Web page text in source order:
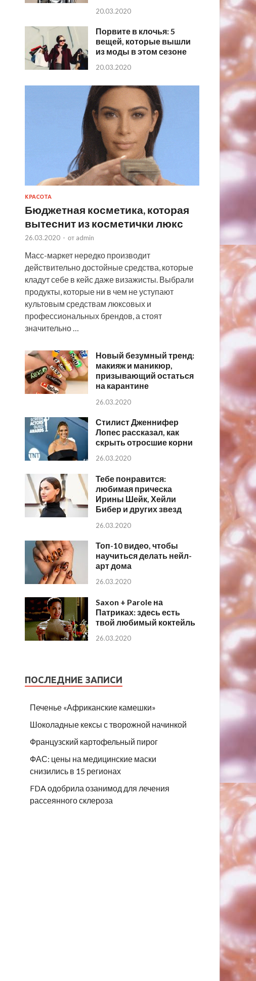
20.03.2020
Порвите в клочья: 5
вещей, которые вышли
из моды в этом сезоне
20.03.2020
КРАСОТА
Бюджетная косметика, которая
вытеснит из косметички люкс
26.03.2020 - от admin
Масс-маркет нередко производит
действительно достойные средства, которые
кладут себе в кейс даже визажисты. Выбрали
продукты, которые ни в чем не уступают
культовым средствам люксовых и
профессиональных брендов, а стоят
значительно …
Новый безумный тренд:
макияж и маникюр,
призывающий остаться
на карантине
26.03.2020
Стилист Дженнифер
Лопес рассказал, как
скрыть отросшие корни
26.03.2020
Тебе понравится:
любимая прическа
Ирины Шейк, Хейли
Бибер и других звезд
26.03.2020
Топ-10 видео, чтобы
научиться делать нейл-
арт дома
26.03.2020
Saxon + Parole на
Патриках: здесь есть
твой любимый коктейль
26.03.2020
ПОСЛЕДНИЕ ЗАПИСИ
Печенье «Африканские камешки»
Шоколадные кексы с творожной начинкой
Французский картофельный пирог
ФАС: цены на медицинские маски
снизились в 15 регионах
FDA одобрила озанимод для лечения
рассеянного склероза